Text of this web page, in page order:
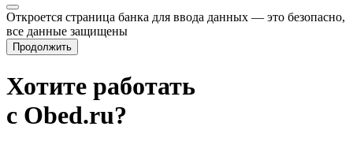
Откроется страница банка для ввода данных — это безопасно,
все данные защищены
Продолжить
Хотите работать
с Obed.ru?